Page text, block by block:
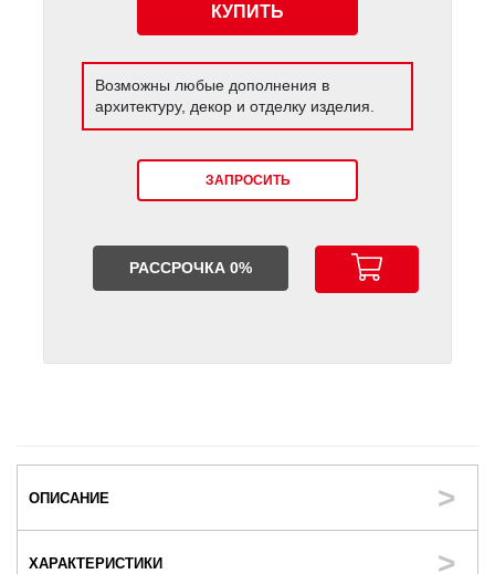
КУПИТЬ
Возможны любые дополнения в
архитектуру, декор и отделку изделия.
ЗАПРОСИТЬ
РАССРОЧКА 0%
ОПИСАНИЕ
ХАРАКТЕРИСТИКИ